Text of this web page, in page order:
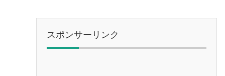
スポンサーリンク